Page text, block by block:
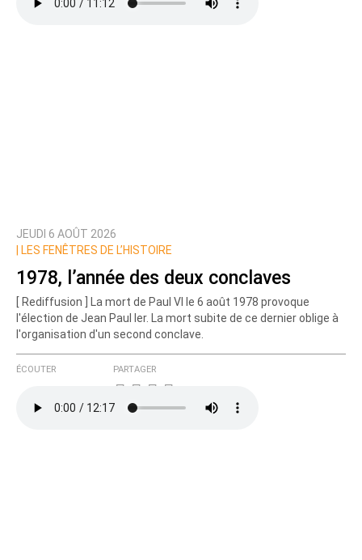
Texte de votre message
Prévenez-moi de tous les nouveaux commentaires
JEUDI 6 AOÛT 2026
LES FENÊTRES DE L’HISTOIRE
1978, l’année des deux conclaves
[ Rediffusion ] La mort de Paul VI le 6 août 1978 provoque
l'élection de Jean Paul Ier. La mort subite de ce dernier oblige à
l'organisation d'un second conclave.
ÉCOUTER PARTAGER